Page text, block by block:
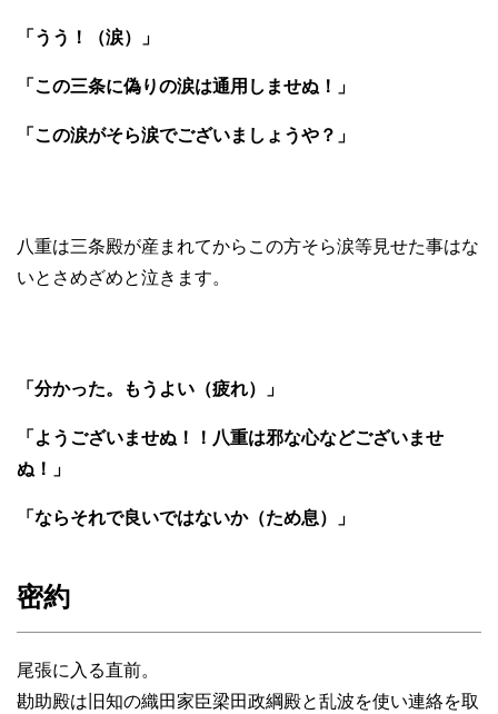
「うう！（涙）」
「この三条に偽りの涙は通用しませぬ！」
「この涙がそら涙でございましょうや？」
八重は三条殿が産まれてからこの方そら涙等見せた事はな
いとさめざめと泣きます。
「分かった。もうよい（疲れ）」
「ようございませぬ！！八重は邪な心などございませ
ぬ！」
「ならそれで良いではないか（ため息）」
密約
尾張に入る直前。
勘助殿は旧知の織田家臣梁田政綱殿と乱波を使い連絡を取